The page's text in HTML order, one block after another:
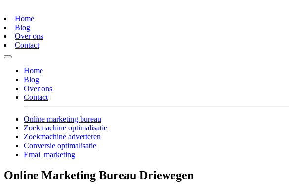
Home
Blog
Over ons
Contact
Home
Blog
Over ons
Contact
Online marketing bureau
Zoekmachine optimalisatie
Zoekmachine adverteren
Conversie optimalisatie
Email marketing
Online Marketing Bureau Driewegen